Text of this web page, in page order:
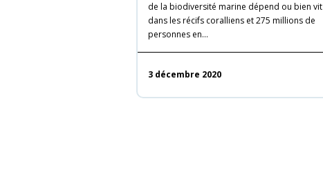
de la biodiversité marine dépend ou bien vit
dans les récifs coralliens et 275 millions de
personnes en…
3 décembre 2020